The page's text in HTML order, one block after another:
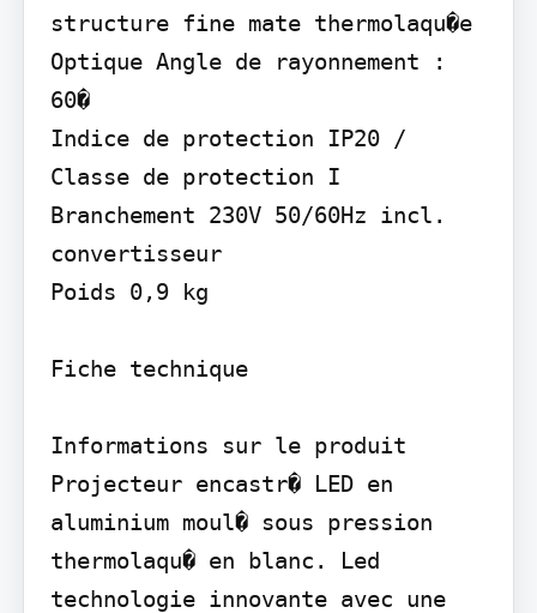
structure fine mate thermolaqu�e
Optique Angle de rayonnement :
60�
Indice de protection IP20 /
Classe de protection I
Branchement 230V 50/60Hz incl.
convertisseur
Poids 0,9 kg
Fiche technique
Informations sur le produit
Projecteur encastr� LED en
aluminium moul� sous pression
thermolaqu� en blanc. Led
technologie innovante avec une